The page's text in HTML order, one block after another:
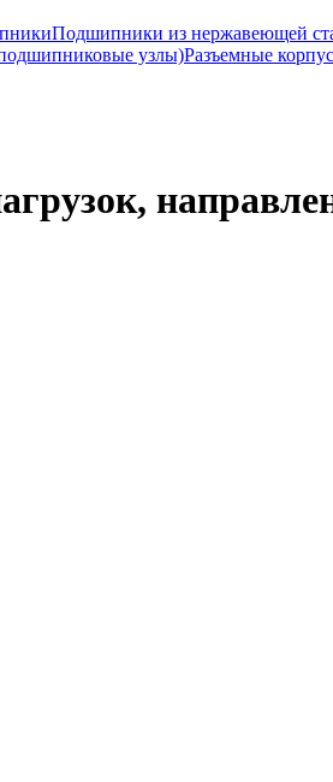
Подшипники из нержавеющей
узлы)Разъемные